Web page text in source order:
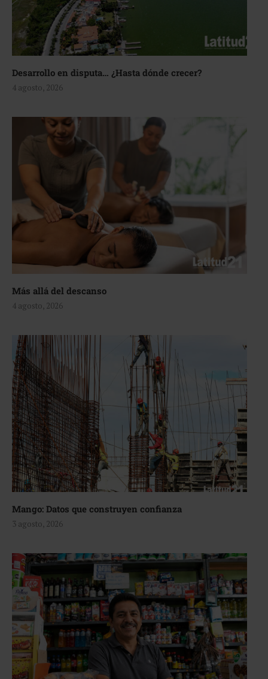
Desarrollo en disputa… ¿Hasta dónde crecer?
4 agosto, 2026
Más allá del descanso
4 agosto, 2026
Mango: Datos que construyen confianza
3 agosto, 2026